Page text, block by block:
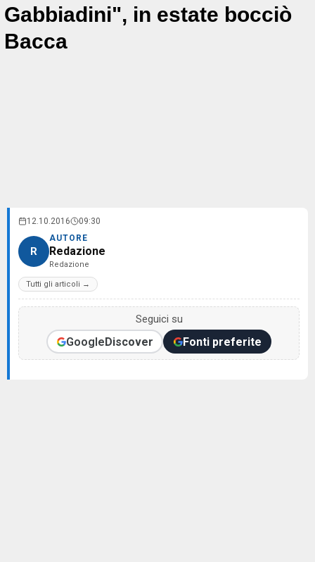
Gabbiadini", in estate bocciò
Bacca
12.10.2016 09:30
R
AUTORE
Redazione
Redazione
Tutti gli articoli →
Seguici su
GoogleDiscover Fonti preferite